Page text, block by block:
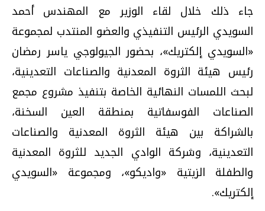
جاء ذلك خلال لقاء الوزير مع المهندس أحمد
السويدي الرئيس التنفيذي والعضو المنتدب لمجموعة
«السويدي إلكتريك»، بحضور الجيولوجي ياسر رمضان
رئيس هيئة الثروة المعدنية والصناعات التعدينية،
لبحث اللمسات النهائية الخاصة بتنفيذ مشروع مجمع
الصناعات الفوسفاتية بمنطقة العين السخنة،
بالشراكة بين هيئة الثروة المعدنية والصناعات
التعدينية، وشركة الوادي الجديد للثروة المعدنية
والطفلة الزيتية «واديكو»، ومجموعة «السويدي
إلكتريك».